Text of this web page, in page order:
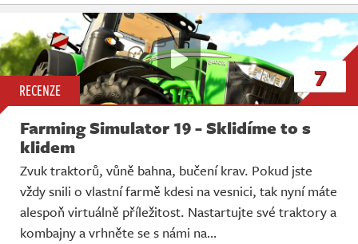
RECENZE 7
Farming Simulator 19 - Sklidíme to s
klidem
Zvuk traktorů, vůně bahna, bučení krav. Pokud jste
vždy snili o vlastní farmě kdesi na vesnici, tak nyní máte
alespoň virtuálně příležitost. Nastartujte své traktory a
kombajny a vrhněte se s námi na…